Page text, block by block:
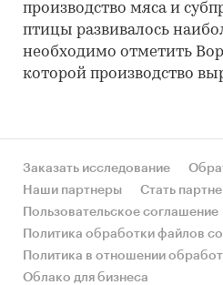
производство мяса и
птицы развивалось
необходимо отметить
которой производство
Заказать исследование
Наши партнеры
Стать
Пользовательское соглашение
Политика обработки файлов
Политика в отношении
Облако для бизнеса